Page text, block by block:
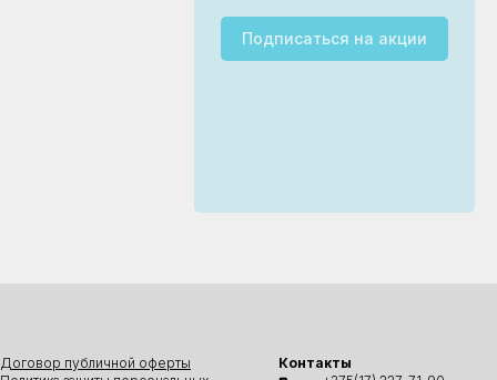
Подписаться на акции
Договор публичной оферты
Контакты